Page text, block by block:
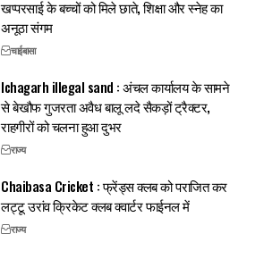
खप्परसाई के बच्चों को मिले छाते, शिक्षा और स्नेह का
अनूठा संगम
चाईबासा
Ichagarh illegal sand : अंचल कार्यालय के सामने
से बेखौफ गुजरता अवैध बालू लदे सैकड़ों ट्रैक्टर,
राहगीरों को चलना हुआ दुभर
राज्य
Chaibasa Cricket : फ्रेंड्स क्लब को पराजित कर
लट्टू उरांव क्रिकेट क्लब क्वार्टर फाईनल में
राज्य